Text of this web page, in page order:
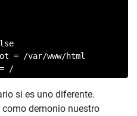
= /var/www/html
/
si es uno diferente.
demonio nuestro